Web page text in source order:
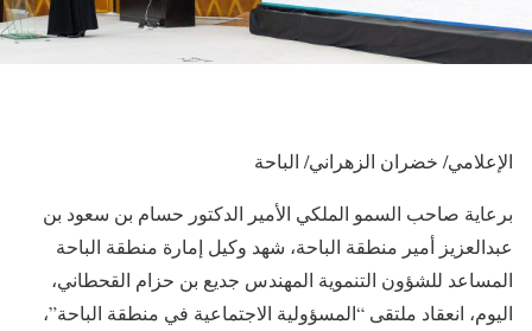
الإعلامي/ خضران الزهراني/ الباحة
برعاية صاحب السمو الملكي الأمير الدكتور حسام بن سعود بن
عبدالعزيز أمير منطقة الباحة، شهد وكيل إمارة منطقة الباحة
المساعد للشؤون التنموية المهندس جديع بن حزام القحطاني،
اليوم، انعقاد ملتقى “المسؤولية الاجتماعية في منطقة الباحة”،